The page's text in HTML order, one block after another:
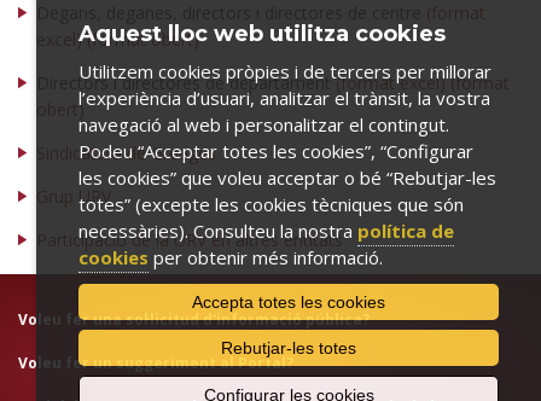
excel) (format obert)
Directors i directores de departament(format excel) (format
obert)
Sindicatura de Greuges
Grup URV
Participació de la URV en altres entitats
Voleu fer unasol·licitud d'informació pública?
Voleu fer unsuggeriment al Portal?
Aquest lloc web utilitza cookies
Utilitzem cookies pròpies i de tercers per millorar
l’experiència d’usuari, analitzar el trànsit, la vostra
navegació al web i personalitzar el contingut.
Podeu “Acceptar totes les cookies”, “Configurar
les cookies” que voleu acceptar o bé “Rebutjar-les
totes” (excepte les cookies tècniques que són
necessàries). Consulteu la nostra política de
cookies per obtenir més informació.
Accepta totes les cookies
Rebutjar-les totes
Configurar les cookies